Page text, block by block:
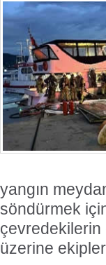
yangın
söndürmek
çevredekilerin
üzerine